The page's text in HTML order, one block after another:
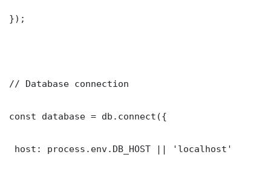
});
// Database connection
const database = db.connect({
host: process.env.DB_HOST || 'localhost'